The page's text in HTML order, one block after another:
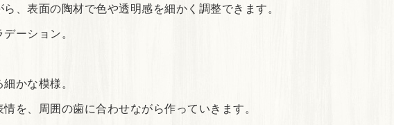
、表面の陶材で色や透明感を細かく調整できます。
ーション。
かな模様。
を、周囲の歯に合わせながら作っていきます。